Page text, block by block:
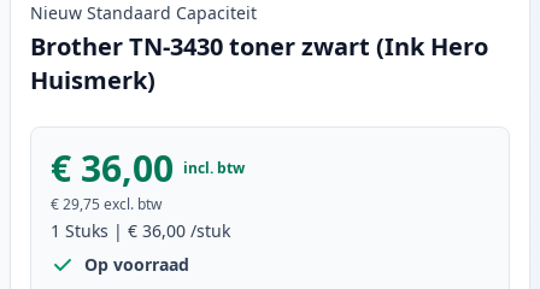
Nieuw Standaard Capaciteit
Brother TN-3430 toner zwart (Ink Hero
Huismerk)
€ 36,00 incl. btw
€ 29,75 excl. btw
1 Stuks | € 36,00 /stuk
Op voorraad